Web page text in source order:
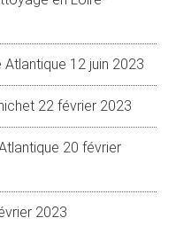
Atlantique 12 juin 2023
22 février 2023
20 février
2023